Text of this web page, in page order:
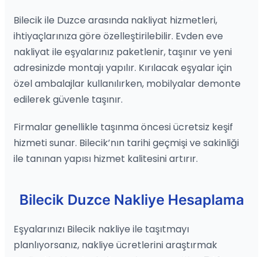
Bilecik ile Duzce arasında nakliyat hizmetleri,
ihtiyaçlarınıza göre özelleştirilebilir. Evden eve
nakliyat ile eşyalarınız paketlenir, taşınır ve yeni
adresinizde montajı yapılır. Kırılacak eşyalar için
özel ambalajlar kullanılırken, mobilyalar demonte
edilerek güvenle taşınır.
Firmalar genellikle taşınma öncesi ücretsiz keşif
hizmeti sunar. Bilecik’nın tarihi geçmişi ve sakinliği
ile tanınan yapısı hizmet kalitesini artırır.
Bilecik Duzce Nakliye Hesaplama
Eşyalarınızı Bilecik nakliye ile taşıtmayı
planlıyorsanız, nakliye ücretlerini araştırmak